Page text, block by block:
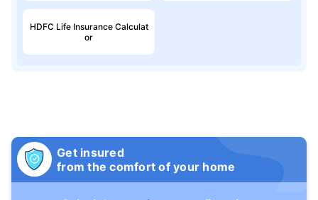
HDFC Life Insurance Calculat
or
Get insured
from the comfort of your home